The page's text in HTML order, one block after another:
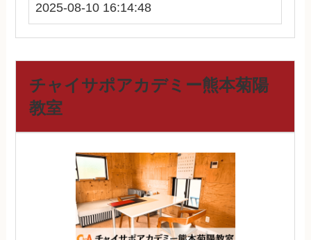
2025-08-10 16:14:48
チャイサポアカデミー熊本菊陽
教室